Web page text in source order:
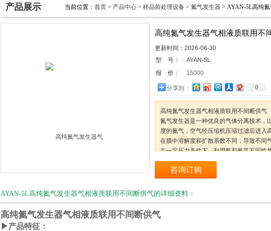
产品展示 当前位置： 首页 > 产品中心 > 样品前处理设备 > 氮气发生器 > AYAN-5L高纯
高纯氮气发生器气相液质联用不
更新时间：2026-06-30
型 号：
AYAN-5L
报 价：
15000
分享到： 0
高纯氮气发生器气相液质联用不间断供气
氮气发生器是一种优良的气体分离技术，
度的氮气，空气经压缩机压缩过滤后进入
在膜中溶解度和扩散系数不同，导致不同
在一定压力条件下，利用氧和氮等不同性
速率来使氧和氮分离。和其它制氮设备相
小、无切换阀门维护量更少。
咨询订购
AYAN-5L高纯氮气发生器气相液质联用不间断供气的详细资料：
高纯氮气发生器气相液质联用不间断供气
▶产品特征：